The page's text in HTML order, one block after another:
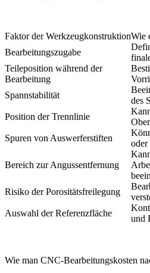
Faktor der WerkzeugkonstruktionWie
Bearbeitungszugabe
Teileposition während der
Bearbeitung
Spannstabilität
des
Position der Trennlinie
Spuren von Auswerferstiften
oder
Bereich zur Angussentfernung
Risiko der Porositätsfreilegung
Auswahl der Referenzfläche
und
Wie man CNC-Bearbeitungskosten